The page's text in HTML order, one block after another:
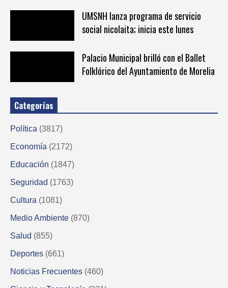
UMSNH lanza programa de servicio
social nicolaita; inicia este lunes
Palacio Municipal brilló con el Ballet
Folklórico del Ayuntamiento de Morelia
Categorías
Política (3817)
Economía (2172)
Educación (1847)
Seguridad (1763)
Cultura (1081)
Medio Ambiente (870)
Salud (855)
Deportes (661)
Noticias Frecuentes (460)